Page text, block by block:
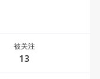
被关注
13